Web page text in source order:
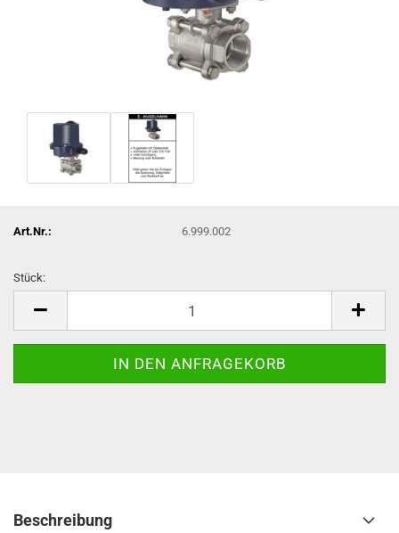
Art.Nr.: 6.999.002
Stück:
Beschreibung